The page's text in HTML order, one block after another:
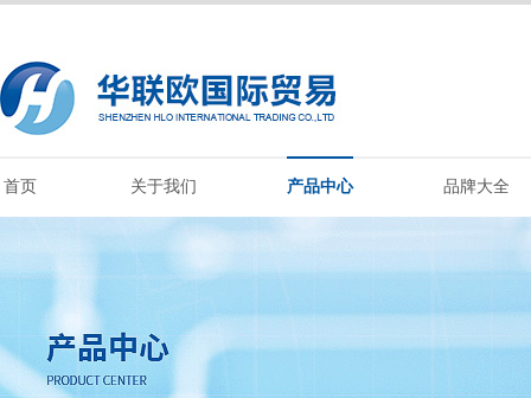
首页 关于我们 产品中心 品牌大全